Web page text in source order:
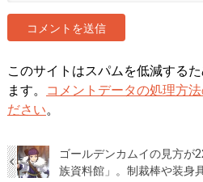
このサイトはスパムを低減する
ます。
コメントデータの処理方
ださい。
ゴールデンカムイの見方が
族資料館」。制裁棒や装身